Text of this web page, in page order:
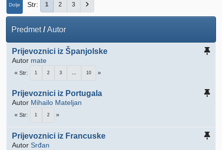
Dolje Str 1 2 3
Predmet/Autor
Prijevoznici iz Španjolske
Autor mate
Str 1 2 3 ... 10
Prijevoznici iz Portugala
Autor Mihailo Mateljan
Str 1 2
Prijevoznici iz Francuske
Autor Srđan